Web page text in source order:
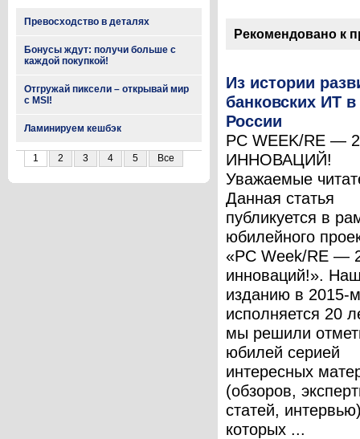
Превосходство в деталях
Бонусы ждут: получи больше с
каждой покупкой!
Отгружай пиксели – открывай мир
с MSI!
Ламинируем кешбэк
1 2 3 4 5 Все
Рекомендовано к
Из истории
банковских ИТ в
России
PC WEEK/RE —
ИННОВАЦИЙ!
Уважаемые
Данная статья
публикуется в
юбилейного
«PC Week/RE —
инноваций!».
изданию в 2015-м
исполняется 20
мы решили
юбилей серией
интересных
(обзоров,
статей,
которых ...